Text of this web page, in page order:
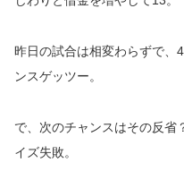
昨日の試合は相変わらずで、
ンスゲッツー。
で、次のチャンスはその反省
イズ失敗。